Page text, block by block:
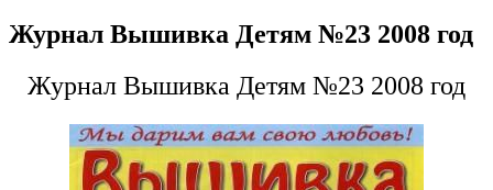
Журнал Вышивка Детям №23 2008 год
Журнал Вышивка Детям №23 2008 год